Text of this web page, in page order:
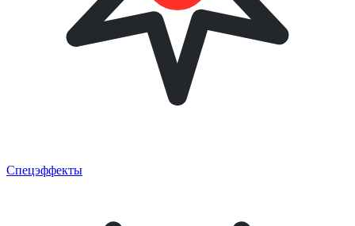
Спецэффекты